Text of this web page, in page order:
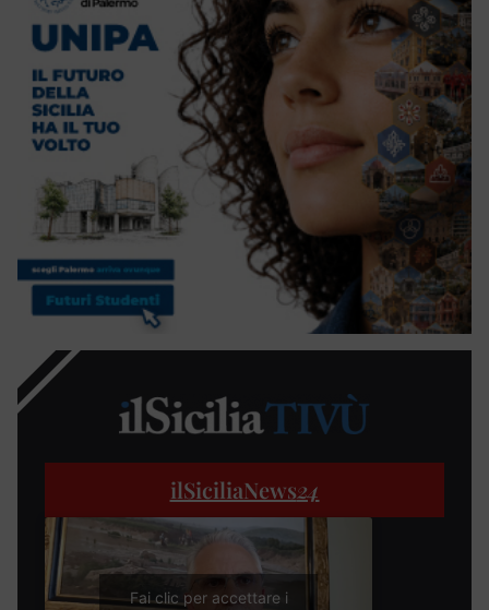
ilSiciliaNews24
Fai clic per accettare i